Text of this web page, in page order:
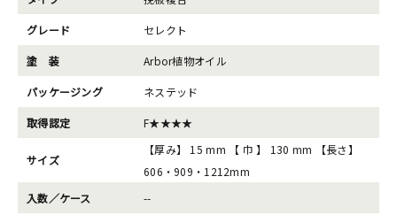
グレード セレクト
塗 装 Arbor植物オイル
パッケージング ネステッド
取得認定 F★★★★
サイズ
【厚み】 15 mm 【 巾 】 130 mm 【長さ】
606・909・1212mm
入数／ケース
--